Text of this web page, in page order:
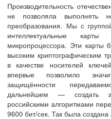
Производительность
не позволяла выполнять
преобразования. Мы с
интеллектуальные
микропроцессора. Эти
высоким криптографическим
в качестве носителей
впервые позволило
защищённости
дальнейшем — ​создать
российскими алгоритмами
9600 бит/сек. Так была